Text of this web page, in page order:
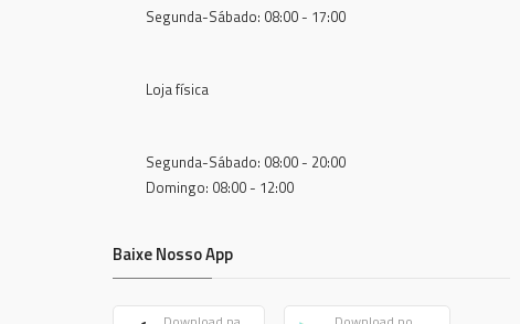
Segunda-Sábado: 08:00 - 17:00
Loja física
Segunda-Sábado: 08:00 - 20:00
Domingo: 08:00 - 12:00
Baixe Nosso App